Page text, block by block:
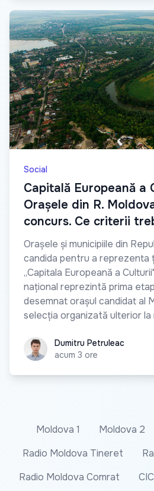
Social
Capitală Europeană a
Orașele din R.
concurs. Ce criterii
Orașele și municipiile din
candida pentru a reprezenta
„Capitala Europeană a
național reprezintă prima
desemnat orașul candidat al
selecția organizată ulterior la
Dumitru Petruleac
Dumitru Petruleac
acum 3 ore
Moldova 1 Moldova 2
Radio Moldova Tineret
Radio Moldova Comrat
CIC